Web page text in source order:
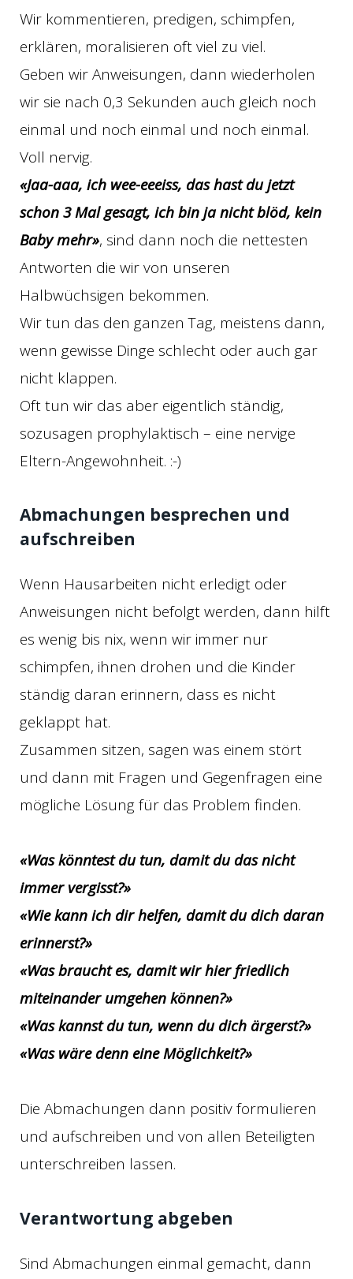
Wir kommentieren, predigen, schimpfen,
erklären, moralisieren oft viel zu viel.
Geben wir Anweisungen, dann wiederholen
wir sie nach 0,3 Sekunden auch gleich noch
einmal und noch einmal und noch einmal.
Voll nervig.
«Jaa-aaa, ich wee-eeeiss, das hast du jetzt
schon 3 Mal gesagt, ich bin ja nicht blöd, kein
Baby mehr», sind dann noch die nettesten
Antworten die wir von unseren
Halbwüchsigen bekommen.
Wir tun das den ganzen Tag, meistens dann,
wenn gewisse Dinge schlecht oder auch gar
nicht klappen.
Oft tun wir das aber eigentlich ständig,
sozusagen prophylaktisch – eine nervige
Eltern-Angewohnheit. :-)
Abmachungen besprechen und
aufschreiben
Wenn Hausarbeiten nicht erledigt oder
Anweisungen nicht befolgt werden, dann hilft
es wenig bis nix, wenn wir immer nur
schimpfen, ihnen drohen und die Kinder
ständig daran erinnern, dass es nicht
geklappt hat.
Zusammen sitzen, sagen was einem stört
und dann mit Fragen und Gegenfragen eine
mögliche Lösung für das Problem finden.
«Was könntest du tun, damit du das nicht
immer vergisst?»
«Wie kann ich dir helfen, damit du dich daran
erinnerst?»
«Was braucht es, damit wir hier friedlich
miteinander umgehen können?»
«Was kannst du tun, wenn du dich ärgerst?»
«Was wäre denn eine Möglichkeit?»
Die Abmachungen dann positiv formulieren
und aufschreiben und von allen Beteiligten
unterschreiben lassen.
Verantwortung abgeben
Sind Abmachungen einmal gemacht, dann